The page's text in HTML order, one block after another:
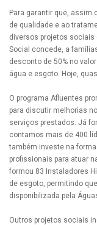
Para garantir que, assim
de qualidade e ao
diversos projetos sociais
Social concede, a
desconto de 50% no
água e esgoto. Hoje,
O programa Afluentes
para discutir melhorias
serviços prestados. Já
contamos mais de 400
também investe na
profissionais para atuar
formou 83 Instaladores
de esgoto, permitindo
disponibilizada pela
Outros projetos sociais